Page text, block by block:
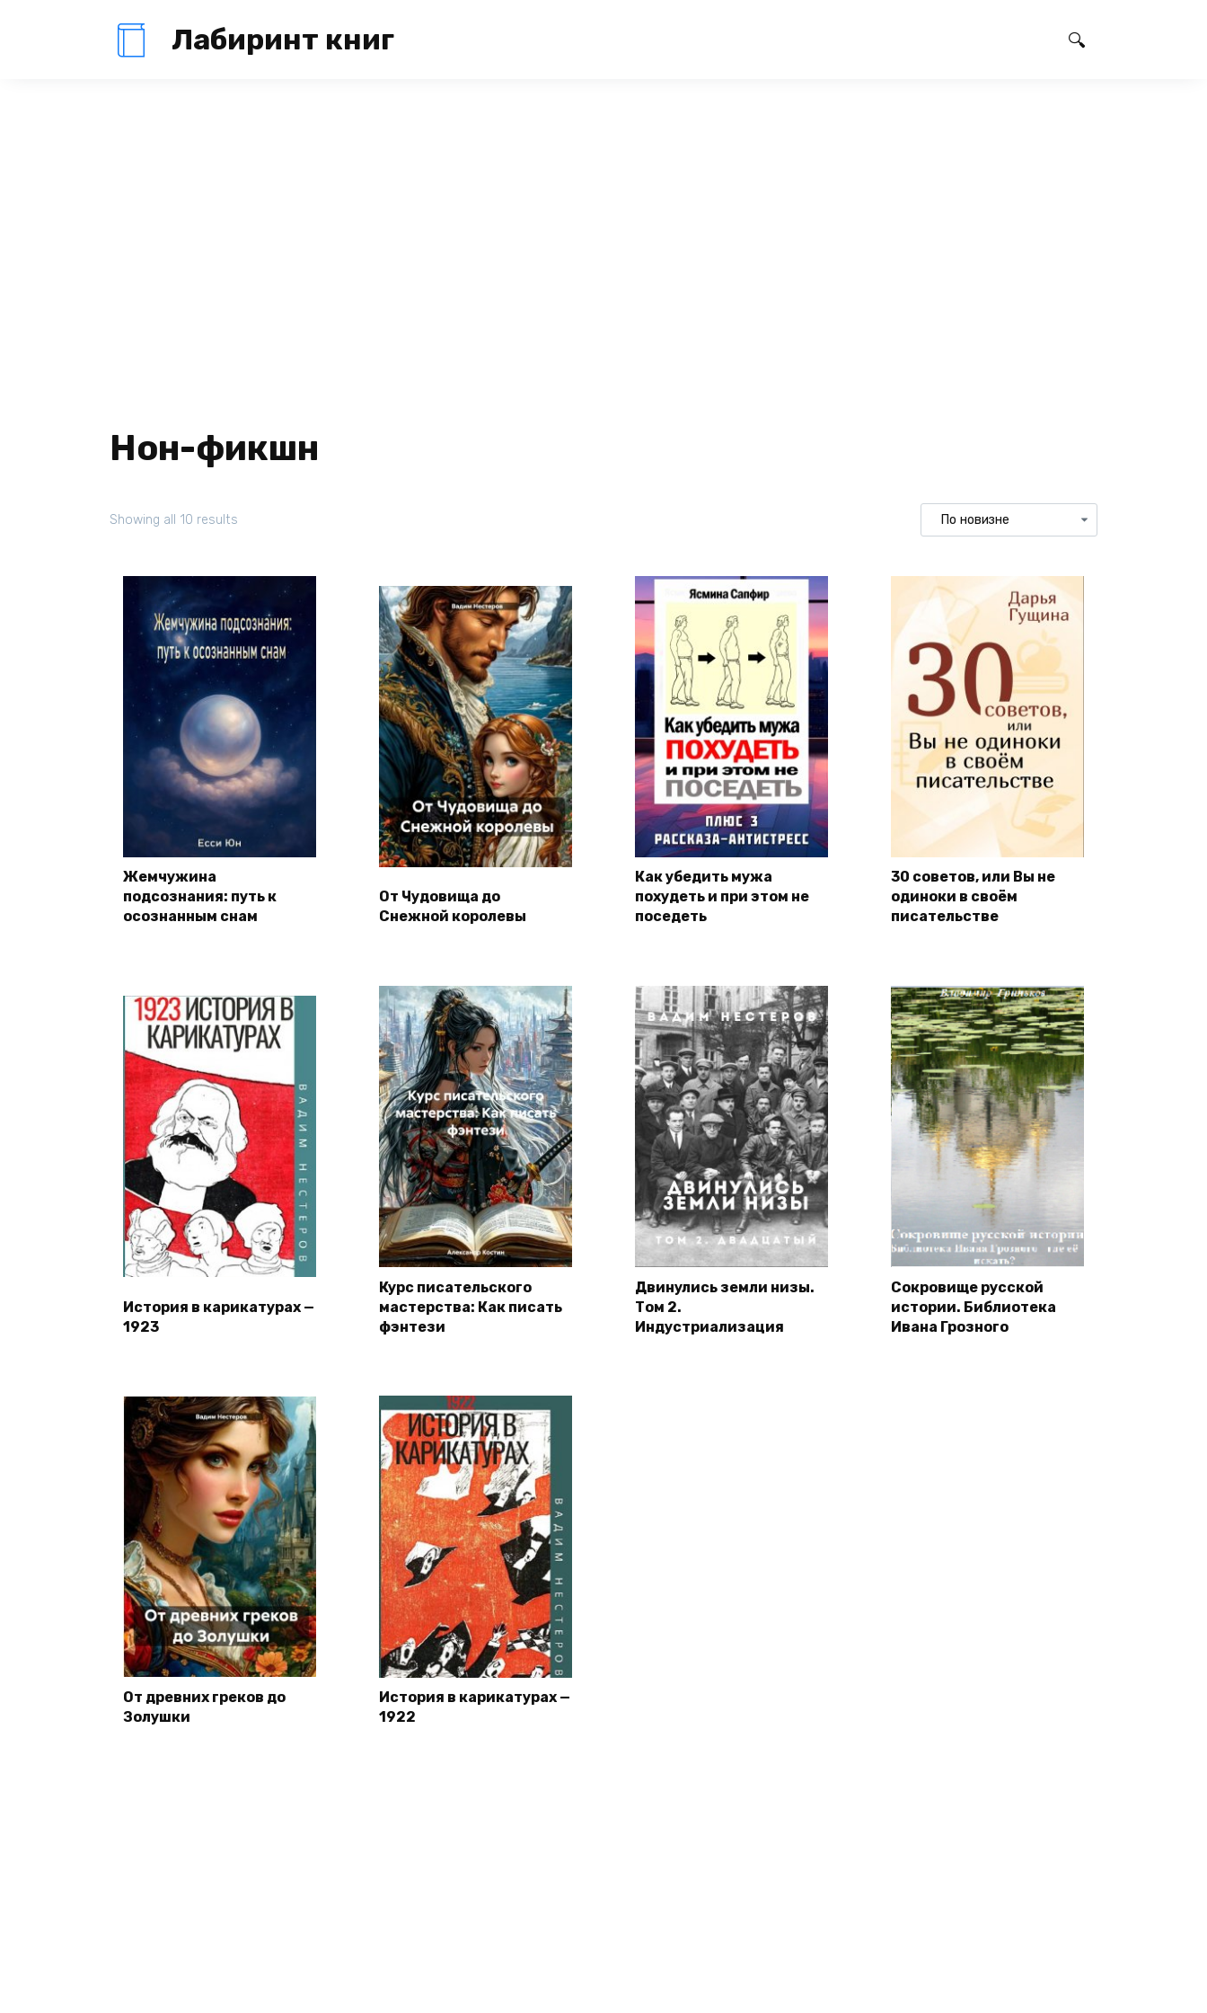
Лабиринт книг
Нон-фикшн
Showing all 10 results
Жемчужина
подсознания: путь к
осознанным снам
От Чудовища до
Снежной королевы
Как убедить мужа
похудеть и при этом не
поседеть
30 советов, или Вы не
одиноки в своём
писательстве
История в карикатурах —
1923
Курс писательского
мастерства: Как писать
фэнтези
Двинулись земли низы.
Том 2.
Индустриализация
Сокровище русской
истории. Библиотека
Ивана Грозного
От древних греков до
Золушки
История в карикатурах —
1922